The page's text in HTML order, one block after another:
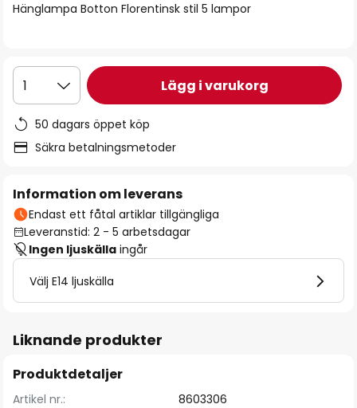
Hänglampa Botton Florentinsk stil 5 lampor
1 Lägg i varukorg
50 dagars öppet köp
Säkra betalningsmetoder
Information om leverans
Endast ett fåtal artiklar tillgängliga
Leveranstid: 2 - 5 arbetsdagar
Ingen ljuskälla ingår
Välj E14 ljuskälla
Liknande produkter
Produktdetaljer
Artikel nr.: 8603306